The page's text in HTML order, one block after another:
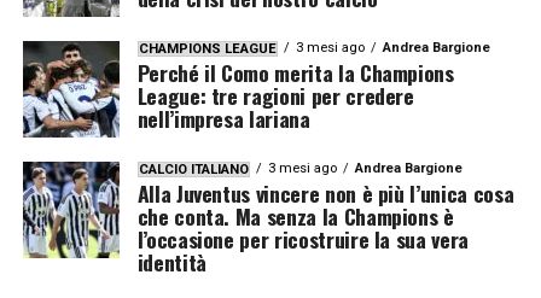
CHAMPIONS LEAGUE 3 mesi ago Andrea Bargione
Perché il Como merita la Champions
League: tre ragioni per credere
nell’impresa lariana
CALCIO ITALIANO 3 mesi ago Andrea Bargione
Alla Juventus vincere non è più l’unica cosa
che conta. Ma senza la Champions è
l’occasione per ricostruire la sua vera
identità